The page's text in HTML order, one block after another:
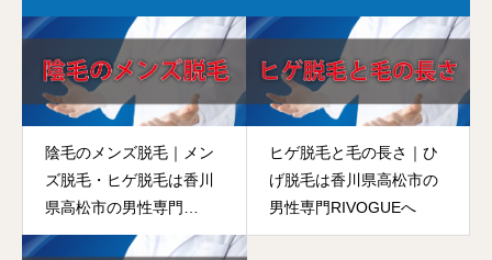
陰毛のメンズ脱毛｜メン
ズ脱毛・ヒゲ脱毛は香川
県高松市の男性専門
RIVOGUEへ
ヒゲ脱毛と毛の長さ｜ひ
げ脱毛は香川県高松市の
男性専門RIVOGUEへ